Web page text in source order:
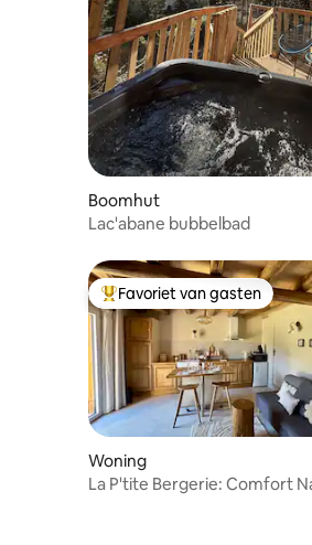
Boomhut
Lac'abane bubbelbad
Topfavoriet van gasten
Favoriet van gasten
Woning
La P'tite Bergerie: Comfort